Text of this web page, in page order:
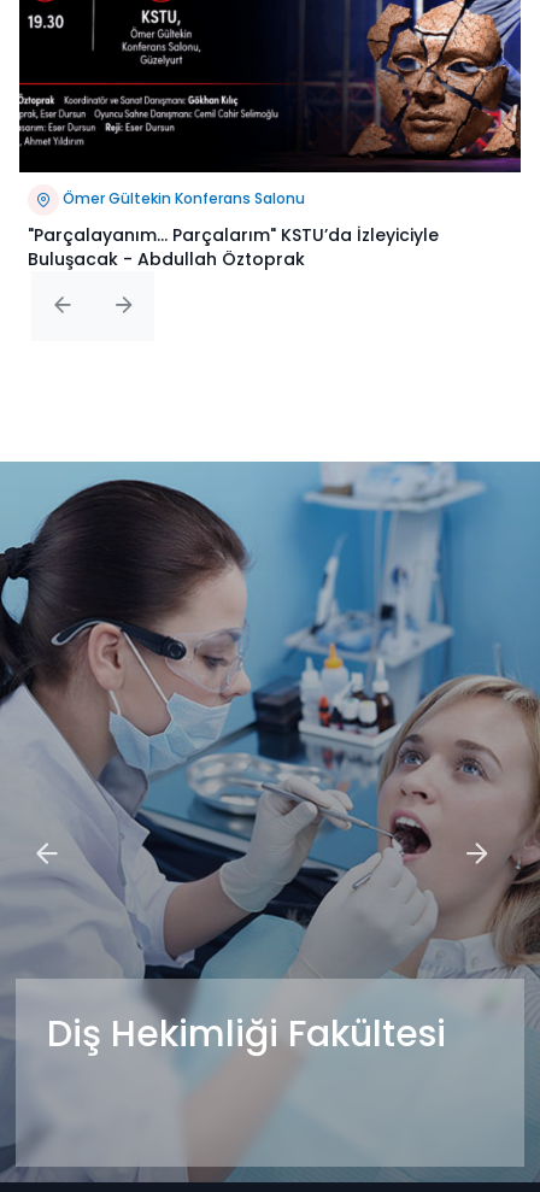
Ömer Gültekin Konferans Salonu
"Parçalayanım... Parçalarım" KSTU’da İzleyiciyle
Buluşacak - Abdullah Öztoprak
Diş Hekimliği Fakültesi